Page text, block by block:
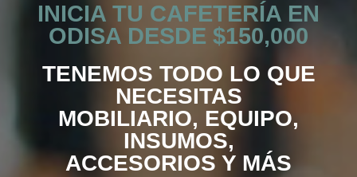
INICIA TU CAFETERÍA EN
ODISA DESDE $150,000
TENEMOS TODO LO QUE
NECESITAS
MOBILIARIO, EQUIPO,
INSUMOS,
ACCESORIOS Y MÁS